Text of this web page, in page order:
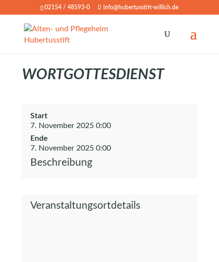
02154 / 48593-0 info@hubertusstift-willich.de
WORTGOTTESDIENST
Start
7. November 2025 0:00
Ende
7. November 2025 0:00
Beschreibung
Veranstaltungsortdetails